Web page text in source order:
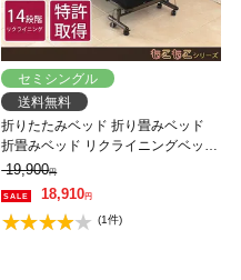
セミシングル
送料無料
折りたたみベッド 折り畳みベッド
折畳みベッド リクライニングベッド
ベット 特許取得！もこもこコンパク
トリクライニング折りたたみベッド
宮付きベッド 棚付きベッド キャス
ター付き コンパクト 収納スペース
19,900円
18,910円
(1件)